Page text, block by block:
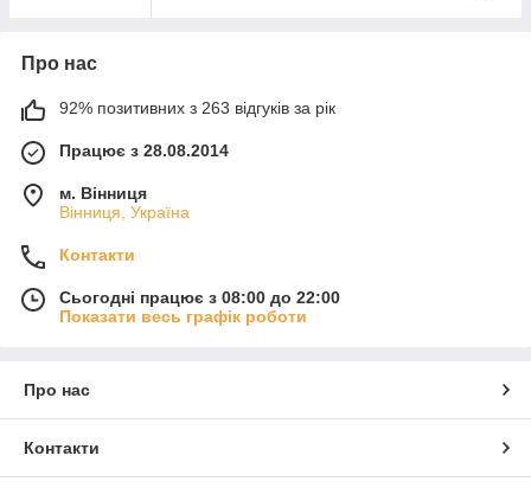
Про нас
92% позитивних з 263 відгуків за рік
Працює з 28.08.2014
м. Вінниця
Вінниця, Україна
Контакти
Сьогодні працює з 08:00 до 22:00
Показати весь графік роботи
Про нас
Контакти